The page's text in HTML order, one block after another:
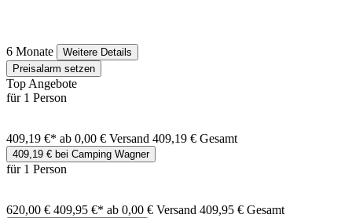
6 Monate
Weitere Details
Preisalarm setzen
Top Angebote
für 1 Person
409,19 €* ab 0,00 € Versand 409,19 € Gesamt
409,19 € bei Camping Wagner
für 1 Person
620,00 € 409,95 €* ab 0,00 € Versand 409,95 € Gesamt